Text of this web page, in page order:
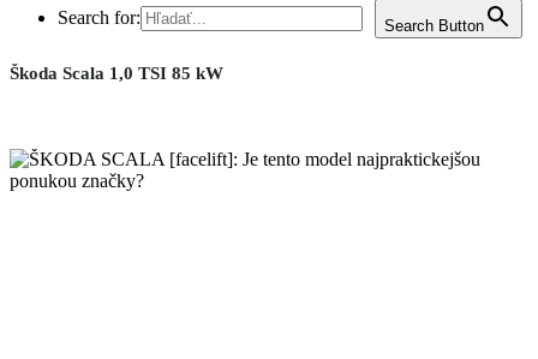
Search for:
Search Button
Škoda Scala 1,0 TSI 85 kW